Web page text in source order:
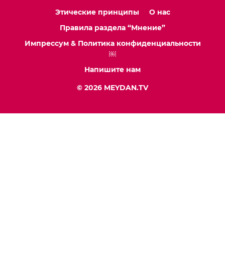
Этические принципы
О нас
Правила раздела “Мнение”
Импрессум & Политика конфиденциальности
￼
Напишите нам
© 2026 MEYDAN.TV